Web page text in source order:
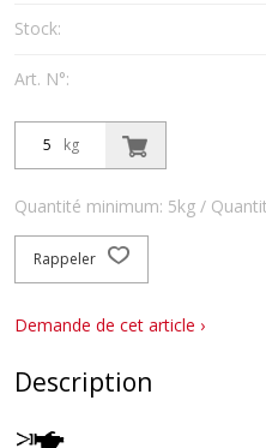
Stock:
Art. N°:
kg
Quantité minimum: 5kg /
Rappeler
Demande de cet article ›
Description